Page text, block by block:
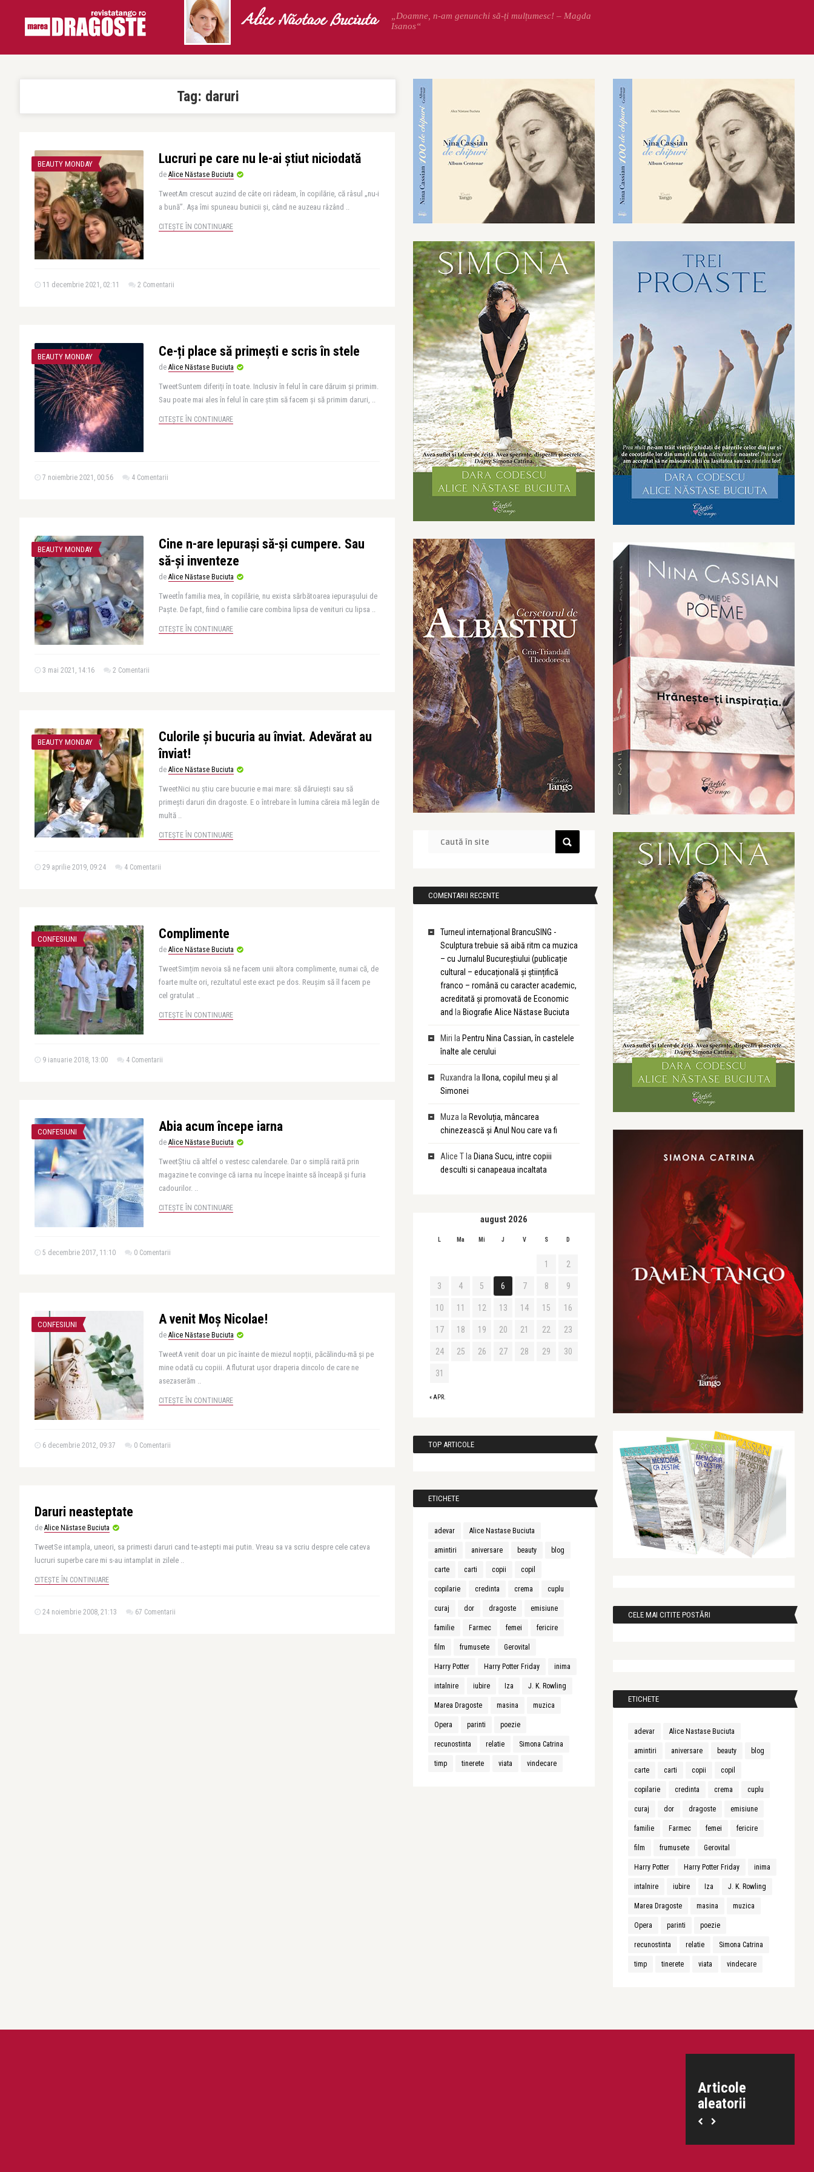
Alice Năstase Buciuta
„Doamne, n-am genunchi să-ți mulțumesc! – Magda
Isanos“
Tag: daruri
BEAUTY MONDAY Lucruri pe care nu le-ai știut niciodată
de Alice Năstase Buciuta
TweetAm crescut auzind de câte ori râdeam, în copilărie, că râsul „nu-i
a bună”. Așa îmi spuneau bunicii și, când ne auzeau râzând ..
CITEȘTE ÎN CONTINUARE
11 decembrie 2021, 02:11 2 Comentarii
BEAUTY MONDAY Ce-ți place să primești e scris în stele
de Alice Năstase Buciuta
TweetSuntem diferiți în toate. Inclusiv în felul în care dăruim și primim.
Sau poate mai ales în felul în care știm să facem și să primim daruri, ..
CITEȘTE ÎN CONTINUARE
7 noiembrie 2021, 00:56 4 Comentarii
BEAUTY MONDAY
Cine n-are Iepurași să-și cumpere. Sau
să-și inventeze
de Alice Năstase Buciuta
TweetÎn familia mea, în copilărie, nu exista sărbătoarea iepurașului de
Paște. De fapt, fiind o familie care combina lipsa de venituri cu lipsa ..
CITEȘTE ÎN CONTINUARE
3 mai 2021, 14:16 2 Comentarii
BEAUTY MONDAY
Culorile și bucuria au înviat. Adevărat au
înviat!
de Alice Năstase Buciuta
TweetNici nu știu care bucurie e mai mare: să dăruiești sau să
primești daruri din dragoste. E o întrebare în lumina căreia mă legăn de
multă ..
CITEȘTE ÎN CONTINUARE
29 aprilie 2019, 09:24 4 Comentarii
CONFESIUNI Complimente
de Alice Năstase Buciuta
TweetSimțim nevoia să ne facem unii altora complimente, numai că, de
foarte multe ori, rezultatul este exact pe dos. Reușim să îl facem pe
cel gratulat ..
CITEȘTE ÎN CONTINUARE
9 ianuarie 2018, 13:00 4 Comentarii
CONFESIUNI Abia acum începe iarna
de Alice Năstase Buciuta
TweetȘtiu că altfel o vestesc calendarele. Dar o simplă raită prin
magazine te convinge că iarna nu începe înainte să înceapă și furia
cadourilor. ..
CITEȘTE ÎN CONTINUARE
5 decembrie 2017, 11:10 0 Comentarii
CONFESIUNI A venit Moș Nicolae!
de Alice Năstase Buciuta
TweetA venit doar un pic înainte de miezul nopții, păcălindu-mă și pe
mine odată cu copiii. A fluturat ușor draperia dincolo de care ne
asezaserăm ..
CITEȘTE ÎN CONTINUARE
6 decembrie 2012, 09:37 0 Comentarii
Daruri neasteptate
de Alice Năstase Buciuta
TweetSe intampla, uneori, sa primesti daruri cand te-astepti mai putin. Vreau sa va scriu despre cele cateva
lucruri superbe care mi s-au intamplat in zilele ..
CITEȘTE ÎN CONTINUARE
24 noiembrie 2008, 21:13 67 Comentarii
COMENTARII RECENTE
Turneul internațional BrancuSING -
Sculptura trebuie să aibă ritm ca muzica
– cu Jurnalul Bucureștiului (publicație
cultural – educațională și științifică
franco – română cu caracter academic,
acreditată și promovată de Economic
and la Biografie Alice Năstase Buciuta
Miri la Pentru Nina Cassian, în castelele
înalte ale cerului
Ruxandra la
Ilona, copilul meu și al
Simonei
Muza la Revoluția, mâncarea
chinezească și Anul Nou care va fi
Alice T la Diana Sucu, intre copiii
desculti si canapeaua incaltata
august 2026
L Ma Mi J V S D
« APR.
1 2
3 4 5 6 7 8 9
10 11 12 13 14 15 16
17 18 19 20 21 22 23
24 25 26 27 28 29 30
31
TOP ARTICOLE
ETICHETE
adevar Alice Nastase Buciuta
amintiri aniversare beauty blog
carte carti copii copil
copilarie credinta crema cuplu
curaj dor dragoste emisiune
familie Farmec femei fericire
film frumusete Gerovital
Harry Potter Harry Potter Friday inima
intalnire iubire Iza J. K. Rowling
Marea Dragoste masina muzica
Opera parinti poezie
recunostinta relatie Simona Catrina
timp tinerete viata vindecare
CELE MAI CITITE POSTĂRI
ETICHETE
adevar Alice Nastase Buciuta
amintiri aniversare beauty blog
carte carti copii copil
copilarie credinta crema cuplu
curaj dor dragoste emisiune
familie Farmec femei fericire
film frumusete Gerovital
Harry Potter Harry Potter Friday inima
intalnire iubire Iza J. K. Rowling
Marea Dragoste masina muzica
Opera parinti poezie
recunostinta relatie Simona Catrina
timp tinerete viata vindecare
Articole
aleatorii